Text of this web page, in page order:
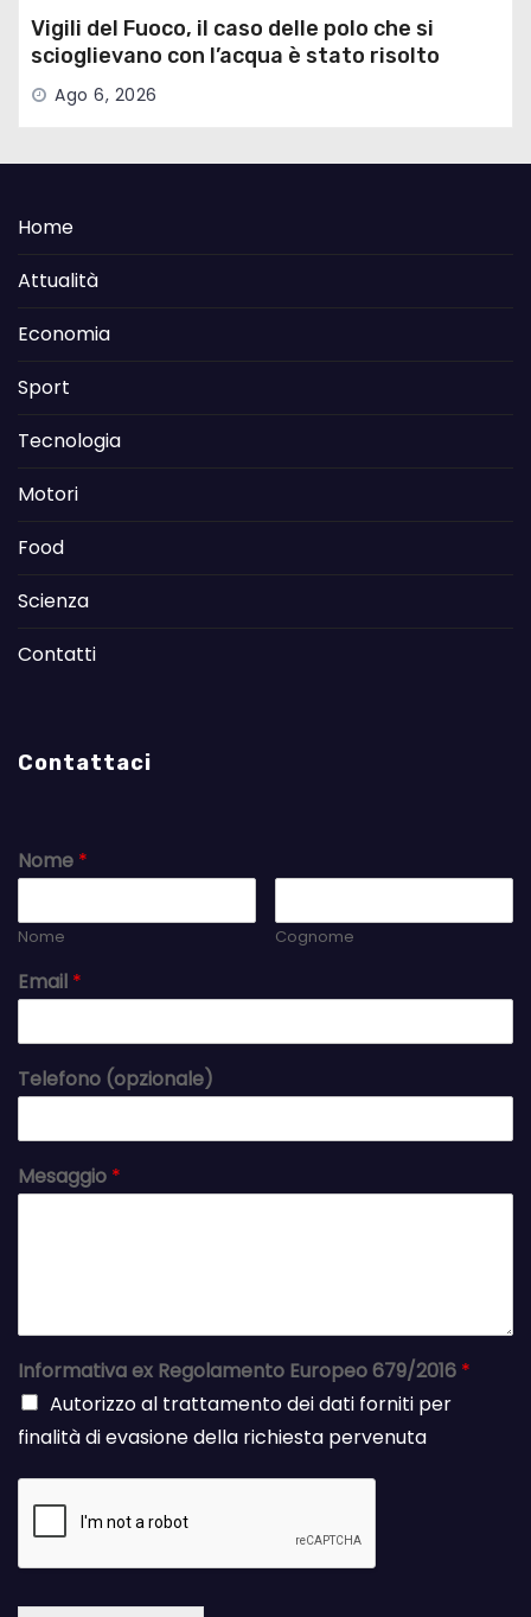
Vigili del Fuoco, il caso delle polo che si
scioglievano con l’acqua è stato risolto
Ago 6, 2026
Home
Attualità
Economia
Sport
Tecnologia
Motori
Food
Scienza
Contatti
Contattaci
Nome *
Nome Cognome
Email *
Telefono (opzionale)
Mesaggio *
Informativa ex Regolamento Europeo 679/2016 *
Autorizzo al trattamento dei dati forniti per
finalità di evasione della richiesta pervenuta